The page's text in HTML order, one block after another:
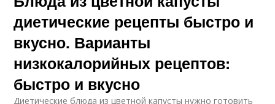
диетические рецепты быстро и
вкусно. Варианты
низкокалорийных рецептов:
быстро и вкусно
Диетические блюда из цветной капусты нужно готовить